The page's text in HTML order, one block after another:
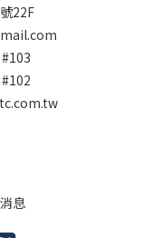
22F
息